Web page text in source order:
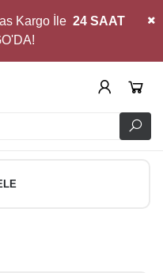
Kargo İle24 SAAT